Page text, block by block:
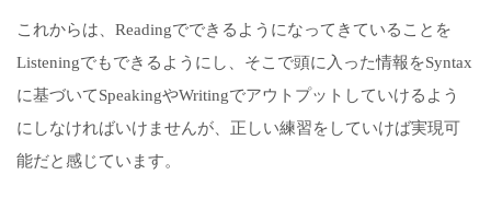
これからは、Readingでできるようになってきていることを
Listeningでもできるようにし、そこで頭に入った情報をSyntax
に基づいてSpeakingやWritingでアウトプットしていけるよう
にしなければいけませんが、正しい練習をしていけば実現可
能だと感じています。